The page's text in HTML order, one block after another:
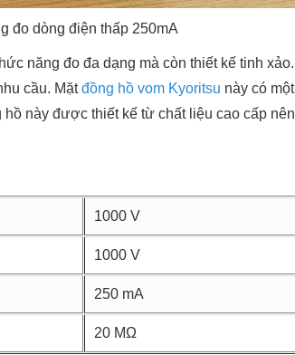
đo dòng điện thấp 250mA
năng đo đa dạng mà còn thiết kế tinh xảo.
cầu. Mặtđồng hồ vom Kyoritsu này có một
này được thiết kế từ chất liệu cao cấp nên
1000 V
1000 V
250 mA
20 MΩ